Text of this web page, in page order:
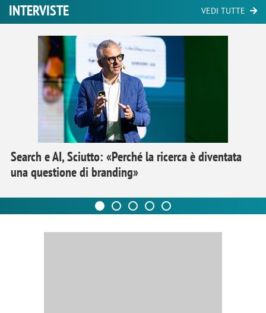
INTERVISTE VEDI TUTTE
Search e AI, Sciutto: «Perché la ricerca è diventata
una questione di branding»